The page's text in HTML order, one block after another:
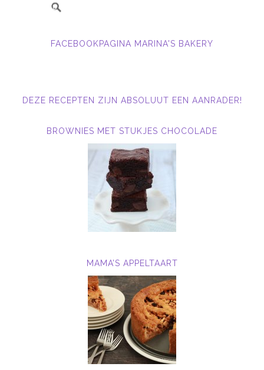
FACEBOOKPAGINA MARINA'S BAKERY
DEZE RECEPTEN ZIJN ABSOLUUT EEN AANRADER!
BROWNIES MET STUKJES CHOCOLADE
MAMA’S APPELTAART